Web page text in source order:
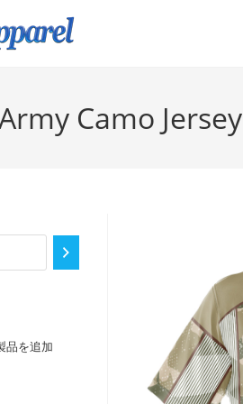
Camo Jersey
品を追加